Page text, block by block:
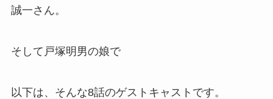
誠一さん。
そして戸塚明男の娘で
以下は、そんな8話のゲストキャストです。